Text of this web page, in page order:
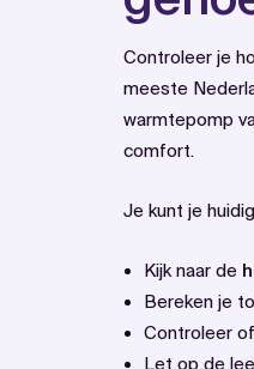
Controleer je
meeste
warmtepomp
comfort.
Je kunt je
Kijk naar de
Bereken je
Controleer
Let op de